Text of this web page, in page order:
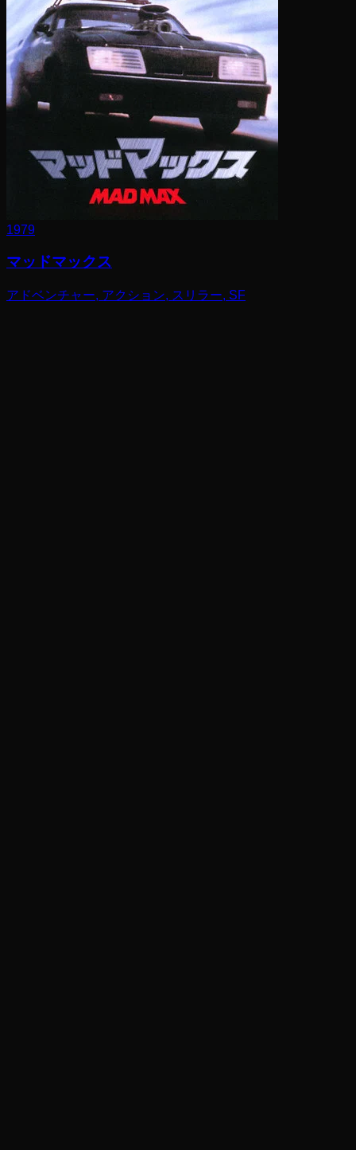
1979
マッドマックス
アドベンチャー, アクション, スリラー, SF